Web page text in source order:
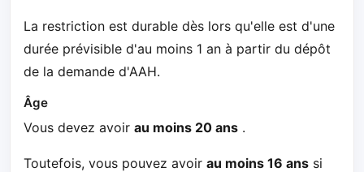
La restriction est durable dès lors qu'elle est d'une
durée prévisible d'au moins 1 an à partir du dépôt
de la demande d'AAH.
Âge
Vous devez avoir au moins 20 ans .
Toutefois, vous pouvez avoir au moins 16 ans si